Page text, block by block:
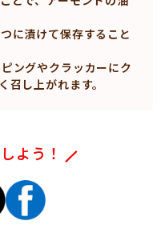
に漬けて保存すること
ングやクラッカーにク
召し上がれます。
よう！